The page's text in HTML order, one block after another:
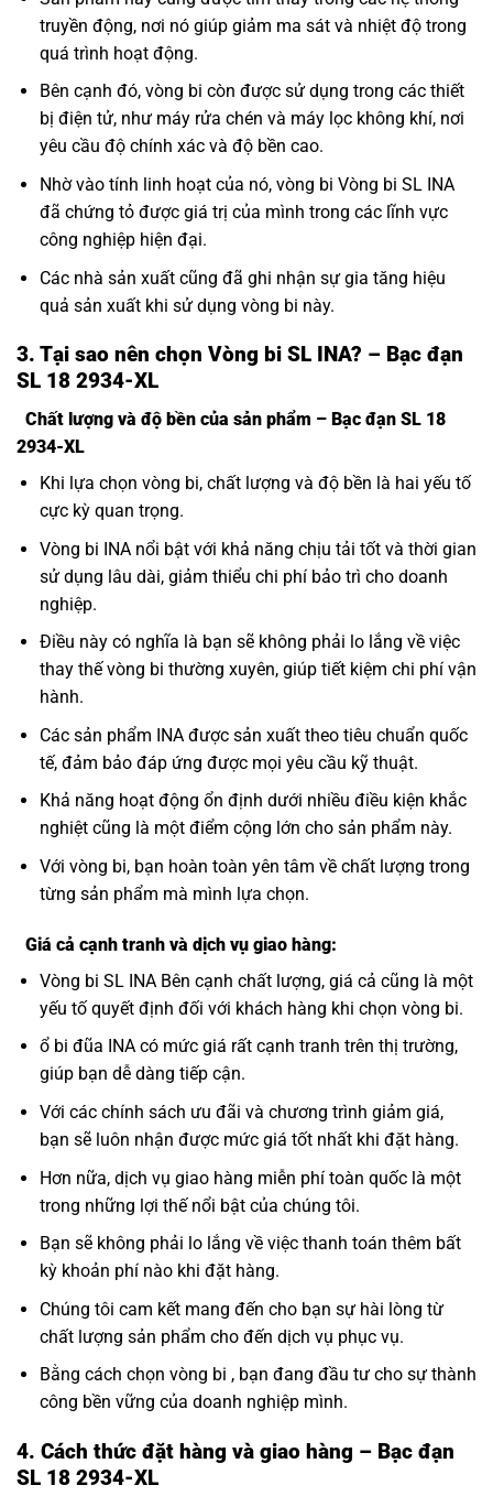
truyền động, nơi nó giúp giảm ma sát và nhiệt độ trong
quá trình hoạt động.
Bên cạnh đó, vòng bi còn được sử dụng trong các thiết
bị điện tử, như máy rửa chén và máy lọc không khí, nơi
yêu cầu độ chính xác và độ bền cao.
Nhờ vào tính linh hoạt của nó, vòng bi Vòng bi SL INA
đã chứng tỏ được giá trị của mình trong các lĩnh vực
công nghiệp hiện đại.
Các nhà sản xuất cũng đã ghi nhận sự gia tăng hiệu
quả sản xuất khi sử dụng vòng bi này.
3. Tại sao nên chọn Vòng bi SL INA? – Bạc đạn
SL 18 2934-XL
Chất lượng và độ bền của sản phẩm – Bạc đạn SL 18
2934-XL
Khi lựa chọn vòng bi, chất lượng và độ bền là hai yếu tố
cực kỳ quan trọng.
Vòng bi INA nổi bật với khả năng chịu tải tốt và thời gian
sử dụng lâu dài, giảm thiểu chi phí bảo trì cho doanh
nghiệp.
Điều này có nghĩa là bạn sẽ không phải lo lắng về việc
thay thế vòng bi thường xuyên, giúp tiết kiệm chi phí vận
hành.
Các sản phẩm INA được sản xuất theo tiêu chuẩn quốc
tế, đảm bảo đáp ứng được mọi yêu cầu kỹ thuật.
Khả năng hoạt động ổn định dưới nhiều điều kiện khắc
nghiệt cũng là một điểm cộng lớn cho sản phẩm này.
Với vòng bi, bạn hoàn toàn yên tâm về chất lượng trong
từng sản phẩm mà mình lựa chọn.
Giá cả cạnh tranh và dịch vụ giao hàng:
Vòng bi SL INA Bên cạnh chất lượng, giá cả cũng là một
yếu tố quyết định đối với khách hàng khi chọn vòng bi.
ổ bi đũa INA có mức giá rất cạnh tranh trên thị trường,
giúp bạn dễ dàng tiếp cận.
Với các chính sách ưu đãi và chương trình giảm giá,
bạn sẽ luôn nhận được mức giá tốt nhất khi đặt hàng.
Hơn nữa, dịch vụ giao hàng miễn phí toàn quốc là một
trong những lợi thế nổi bật của chúng tôi.
Bạn sẽ không phải lo lắng về việc thanh toán thêm bất
kỳ khoản phí nào khi đặt hàng.
Chúng tôi cam kết mang đến cho bạn sự hài lòng từ
chất lượng sản phẩm cho đến dịch vụ phục vụ.
Bằng cách chọn vòng bi , bạn đang đầu tư cho sự thành
công bền vững của doanh nghiệp mình.
4. Cách thức đặt hàng và giao hàng – Bạc đạn
SL 18 2934-XL